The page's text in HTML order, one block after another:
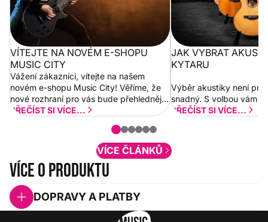
VÍTEJTE NA NOVÉM E-SHOPU
MUSIC CITY
Vážení zákazníci, vítejte na našem
novém e-shopu Music City! Věříme, že
nové rozhraní pro vás bude přehlednější
a rychlejší. Postupně budeme přidávat
PŘEČÍST SI VÍCE...
JAK VYBRAT
KYTARU
Výběr akustiky není pro
snadný. S volbou vám
PŘEČÍST SI VÍCE...
VÍCE ČLÁNKŮ
Více o produktu
DOPRAVY A PLATBY